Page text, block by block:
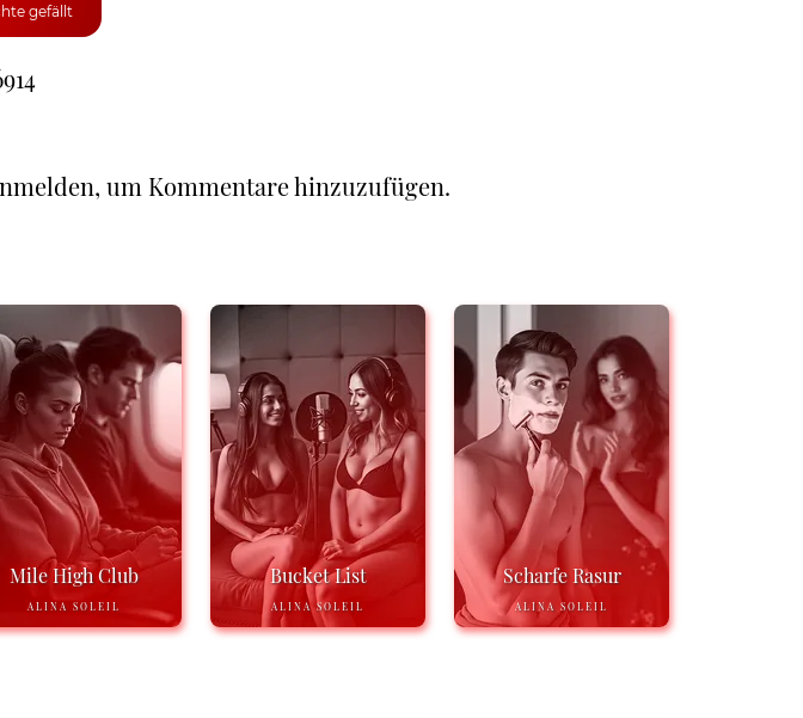
gefällt
um Kommentare hinzuzufügen.
Mile High Club
ALINA SOLEIL
Bucket List
ALINA SOLEIL
Scharfe Rasur
ALINA SOLEIL